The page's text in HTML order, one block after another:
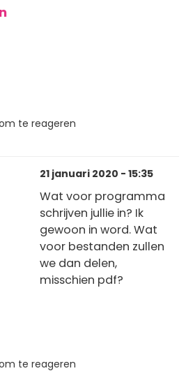
te reageren
21 januari 2020 - 15:35
Wat voor programma
schrijven jullie in? Ik
gewoon in word. Wat
voor bestanden zullen
we dan delen,
misschien pdf?
te reageren